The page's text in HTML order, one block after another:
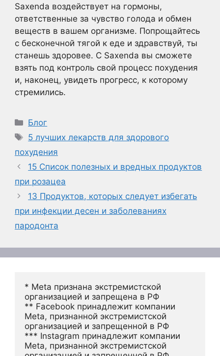
Saxenda воздействует на гормоны,
ответственные за чувство голода и обмен
веществ в вашем организме. Попрощайтесь
с бесконечной тягой к еде и здравствуй, ты
станешь здоровее. С Saxenda вы сможете
взять под контроль свой процесс похудения
и, наконец, увидеть прогресс, к которому
стремились.
Рубрики
Блог
Метки
5 лучших лекарств для здорового
похудения
15 Список полезных и вредных продуктов
при розацеа
13 Продуктов, которых следует избегать
при инфекции десен и заболеваниях
пародонта
* Meta признана экстремистской
организацией и запрещена в РФ
** Facebook принадлежит компании
Meta, признанной экстремистской
организацией и запрещенной в РФ
*** Instagram принадлежит компании
Meta, признанной экстремистской